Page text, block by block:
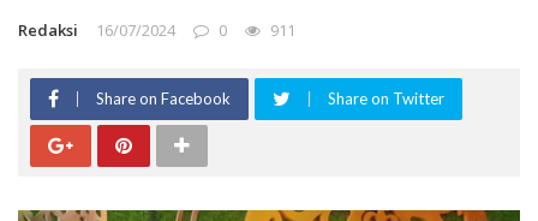
Redaksi 16/07/2024 0 911
Share on Facebook Share on Twitter